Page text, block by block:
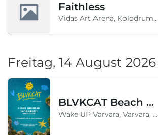
Faithless
Vidas Art Arena, Kolodrum, Borisova gradina, Sofia, BG
Freitag, 14 August 2026
BLVKCAT Beach Festival 2026, Wake up Varvara
Wake UP Varvara, Varvara, BG